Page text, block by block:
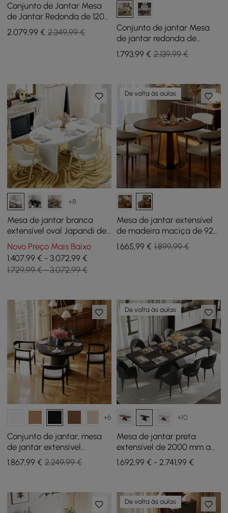
Conjunto de Jantar Mesa
de Jantar Redonda de 120
cm em Pedra Sinterizada
com Efeito Travertino e 4
2.079,99 € 2.349,99 €
Conjunto de jantar Mesa
de jantar redonda de
pedra sinterizada de estilo
moderno de 1350 mm com 4
1.793,99€ 2.139,99 €
+8
Mesa de jantar branca
extensível oval Japandi de
1600 mm a 2000 mm e
conjunto de 4 cadeiras de
jantar
Novo Preço Mais Baixo
1.407,99 € - 3.072,99 €
1.729,99 € - 3.072,99 €
De volta às aulas
Mesa de jantar extensível
de madeira maciça de 920
mm a 1200 mm com luz
1.665,99€ 1.899,99 €
+6
Conjunto de jantar, mesa
de jantar extensível
Japandi de 1000-1400 mm,
preta com 4 cadeiras
1.867,99 € 2.249,99 €
De volta às aulas
+10
Mesa de jantar preta
extensível de 2000 mm a
2400 mm e 8 cadeiras de
jantar de vime Japandi
1.692,99 € - 2.741,99 €
De volta às aulas